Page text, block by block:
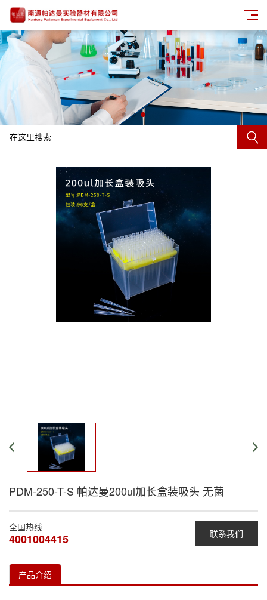
PDM-250-T-S 帕达曼200ul加长盒装吸头 无菌
联系我们
全国热线
4001004415
产品介绍